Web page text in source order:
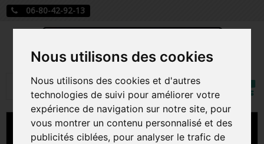
Nous utilisons des cookies
Nous utilisons des cookies et d'autres
technologies de suivi pour améliorer votre
expérience de navigation sur notre site, pour
vous montrer un contenu personnalisé et des
publicités ciblées, pour analyser le trafic de
06-80-42-92-13
Rechercher
Mon
MENU